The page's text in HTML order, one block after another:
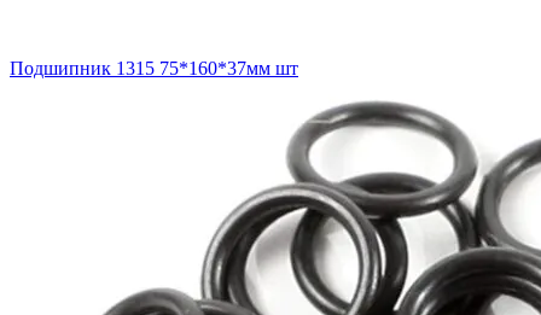
Подшипник 1315 75*160*37мм шт